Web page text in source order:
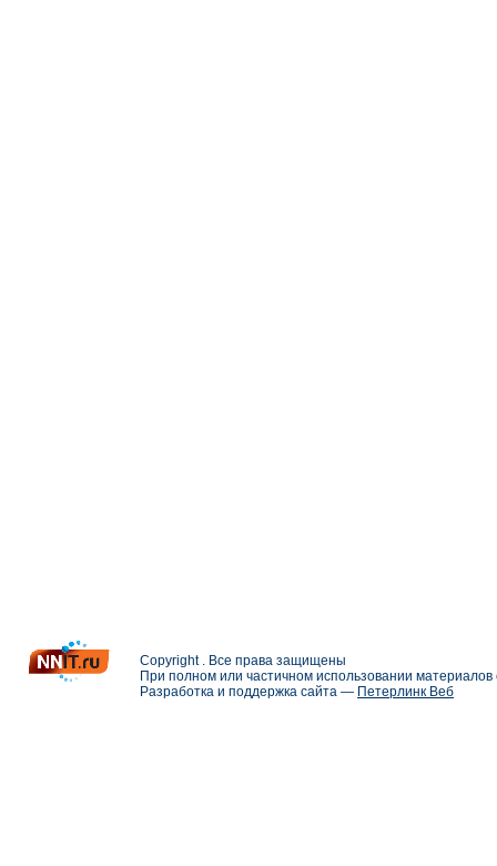
Copyright . Все права защищены
При полном или частичном использовании
Разработка и поддержка сайта — Петерлинк Веб